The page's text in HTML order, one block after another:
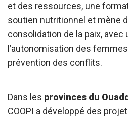
et des ressources, une
soutien nutritionnel et mène
consolidation de la paix,
l’autonomisation des
prévention des conflits.
Dans les provinces du
COOPI a développé des